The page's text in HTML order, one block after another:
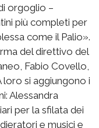
orgoglio –
più completi per
come il Palio».
del direttivo del
Fabio Covello,
loro si aggiungono i
Alessandra
per la sfilata dei
e musici e